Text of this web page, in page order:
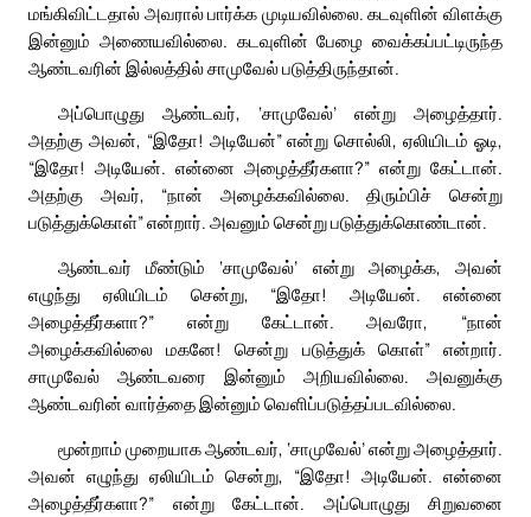
மங்கிவிட்டதால் அவரால் பார்க்க முடியவில்லை. கடவுளின் விளக்கு
இன்னும் அணையவில்லை. கடவுளின் பேழை வைக்கப்பட்டிருந்த
ஆண்டவரின் இல்லத்தில் சாமுவேல் படுத்திருந்தான்.
அப்பொழுது ஆண்டவர், ‘சாமுவேல்’ என்று அழைத்தார்.
அதற்கு அவன், “இதோ! அடியேன்” என்று சொல்லி, ஏலியிடம் ஓடி,
“இதோ! அடியேன். என்னை அழைத்தீர்களா?” என்று கேட்டான்.
அதற்கு அவர், “நான் அழைக்கவில்லை. திரும்பிச் சென்று
படுத்துக்கொள்” என்றார். அவனும் சென்று படுத்துக்கொண்டான்.
ஆண்டவர் மீண்டும் ‘சாமுவேல்’ என்று அழைக்க, அவன்
எழுந்து ஏலியிடம் சென்று, “இதோ! அடியேன். என்னை
அழைத்தீர்களா?” என்று கேட்டான். அவரோ, “நான்
அழைக்கவில்லை மகனே! சென்று படுத்துக் கொள்” என்றார்.
சாமுவேல் ஆண்டவரை இன்னும் அறியவில்லை. அவனுக்கு
ஆண்டவரின் வார்த்தை இன்னும் வெளிப்படுத்தப்படவில்லை.
மூன்றாம் முறையாக ஆண்டவர், ‘சாமுவேல்’ என்று அழைத்தார்.
அவன் எழுந்து ஏலியிடம் சென்று, “இதோ! அடியேன். என்னை
அழைத்தீர்களா?” என்று கேட்டான். அப்பொழுது சிறுவனை